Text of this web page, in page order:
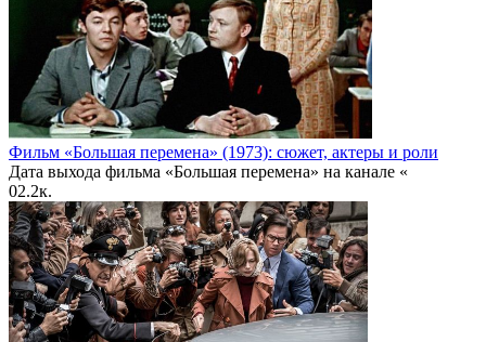
Фильм «Большая перемена» (1973): сюжет, актеры и роли
Дата выхода фильма «Большая перемена» на канале «
02.2к.